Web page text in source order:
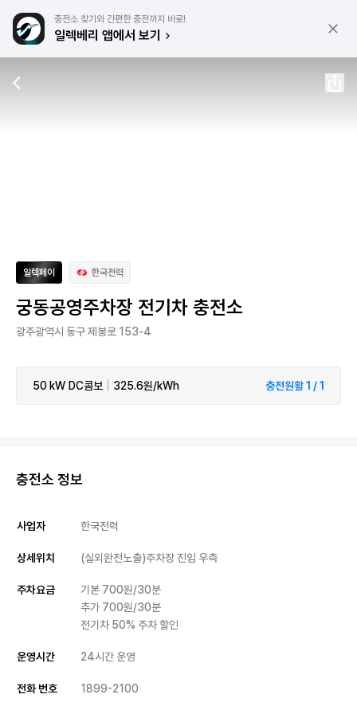
충전소 찾기와 간편한 충전까지 바로!
일렉베리 앱에서 보기
일렉페이 한국전력
궁동공영주차장 전기차 충전소
광주광역시 동구 제봉로 153-4
50 kW DC콤보 325.6원/kWh 충전원활 1 / 1
충전소 정보
사업자 한국전력
상세위치 (실외완전노출)주차장 진입 우측
주차요금
기본 700원/30분
추가 700원/30분
전기차 50% 주차 할인
운영시간 24시간 운영
전화 번호 1899-2100